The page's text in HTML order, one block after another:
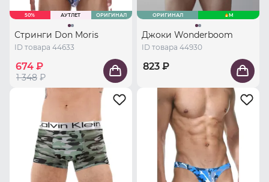
50% АУТЛЕТ ОРИГИНАЛ
Стринги Don Moris
ID товара 44633
674 ₽
1 348 ₽
ОРИГИНАЛ M
Джоки Wonderboom
ID товара 44930
823 ₽